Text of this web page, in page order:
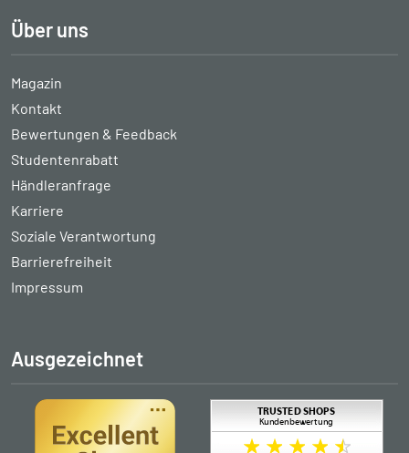
Über uns
Magazin
Kontakt
Bewertungen & Feedback
Studentenrabatt
Händleranfrage
Karriere
Soziale Verantwortung
Barrierefreiheit
Impressum
Ausgezeichnet